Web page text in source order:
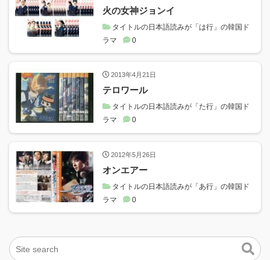
火の女神ジョンイ
タイトルの日本語読みが「は行」の韓国ド
ラマ
0
2013年4月21日
テロワール
タイトルの日本語読みが「た行」の韓国ド
ラマ
0
2012年5月26日
オンエアー
タイトルの日本語読みが「あ行」の韓国ド
ラマ
0